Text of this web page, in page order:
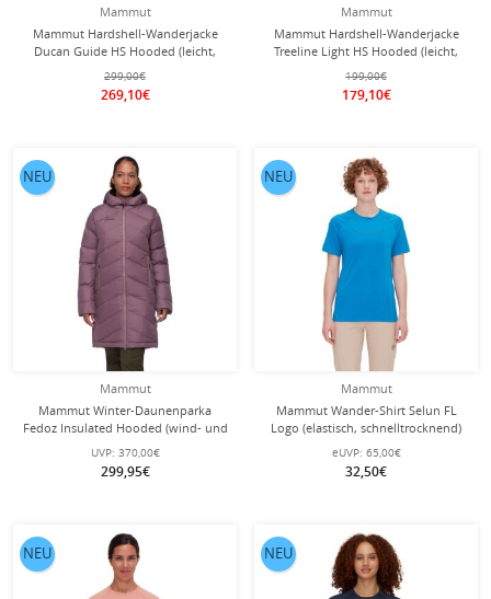
Mammut
Mammut Hardshell-Wanderjacke
Ducan Guide HS Hooded (leicht,
wasserdicht, 3-Lagen-Laminat)
schwarz Damen
299,00€
269,10€
Mammut
Mammut Hardshell-Wanderjacke
Treeline Light HS Hooded (leicht,
wasserdicht) marineblau Damen
199,00€
179,10€
Mammut
Mammut Winter-Daunenparka
Fedoz Insulated Hooded (wind- und
wasserabweisend) violett Damen
UVP: 370,00€
299,95€
NEU
Mammut
Mammut Wander-Shirt Selun FL
Logo (elastisch, schnelltrocknend)
hellblau Damen
eUVP: 65,00€
32,50€
NEU
NEU NEU